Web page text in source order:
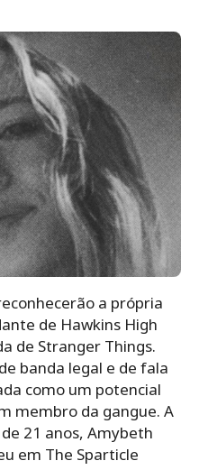
a própria
de Hawkins High
de Stranger Things.
banda legal e de fala
como um potencial
membro da gangue. A
21 anos, Amybeth
em The Sparticle